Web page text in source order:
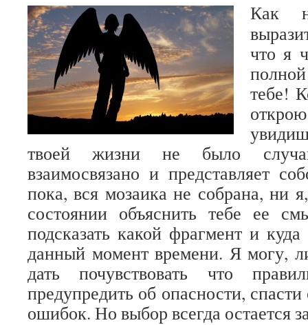
Как
что я
тебе!
твоей жизни не было
взаимосвязано и представляет
пока, вся мозаика не собрана, ни
состоянии объяснить тебе ее
подсказать какой фрагмент и куда
данный момент времени. Я могу,
дать почувствовать что
предупредить об опасности,
ошибок. Но выбор всегда остается